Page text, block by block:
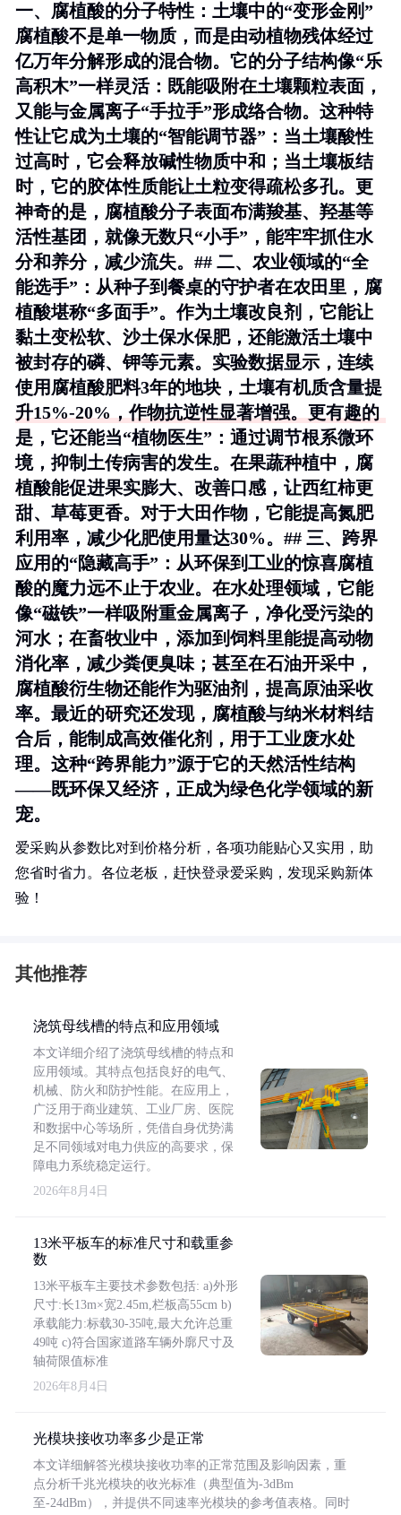
一、腐植酸的分子特性：土壤中的“变形金刚”
腐植酸不是单一物质，而是由动植物残体经过
亿万年分解形成的混合物。它的分子结构像“乐
高积木”一样灵活：既能吸附在土壤颗粒表面，
又能与金属离子“手拉手”形成络合物。这种特
性让它成为土壤的“智能调节器”：当土壤酸性
过高时，它会释放碱性物质中和；当土壤板结
时，它的胶体性质能让土粒变得疏松多孔。更
神奇的是，腐植酸分子表面布满羧基、羟基等
活性基团，就像无数只“小手”，能牢牢抓住水
分和养分，减少流失。## 二、农业领域的“全
能选手”：从种子到餐桌的守护者在农田里，腐
植酸堪称“多面手”。作为土壤改良剂，它能让
黏土变松软、沙土保水保肥，还能激活土壤中
被封存的磷、钾等元素。实验数据显示，连续
使用腐植酸肥料3年的地块，土壤有机质含量提
升15%-20%，作物抗逆性显著增强。更有趣的
是，它还能当“植物医生”：通过调节根系微环
境，抑制土传病害的发生。在果蔬种植中，腐
植酸能促进果实膨大、改善口感，让西红柿更
甜、草莓更香。对于大田作物，它能提高氮肥
利用率，减少化肥使用量达30%。## 三、跨界
应用的“隐藏高手”：从环保到工业的惊喜腐植
酸的魔力远不止于农业。在水处理领域，它能
像“磁铁”一样吸附重金属离子，净化受污染的
河水；在畜牧业中，添加到饲料里能提高动物
消化率，减少粪便臭味；甚至在石油开采中，
腐植酸衍生物还能作为驱油剂，提高原油采收
率。最近的研究还发现，腐植酸与纳米材料结
合后，能制成高效催化剂，用于工业废水处
理。这种“跨界能力”源于它的天然活性结构
——既环保又经济，正成为绿色化学领域的新
宠。
爱采购从参数比对到价格分析，各项功能贴心又实用，助
您省时省力。各位老板，赶快登录爱采购，发现采购新体
验！
其他推荐
浇筑母线槽的特点和应用领域
本文详细介绍了浇筑母线槽的特点和
应用领域。其特点包括良好的电气、
机械、防火和防护性能。在应用上，
广泛用于商业建筑、工业厂房、医院
和数据中心等场所，凭借自身优势满
足不同领域对电力供应的高要求，保
障电力系统稳定运行。
2026年8月4日
13米平板车的标准尺寸和载重参
数
13米平板车主要技术参数包括: a)外形
尺寸:长13m×宽2.45m,栏板高55cm b)
承载能力:标载30-35吨,最大允许总重
49吨 c)符合国家道路车辆外廓尺寸及
轴荷限值标准
2026年8月4日
光模块接收功率多少是正常
本文详细解答光模块接收功率的正常范围及影响因素，重
点分析千兆光模块的收光标准（典型值为-3dBm
至-24dBm），并提供不同速率光模块的参考值表格。同时